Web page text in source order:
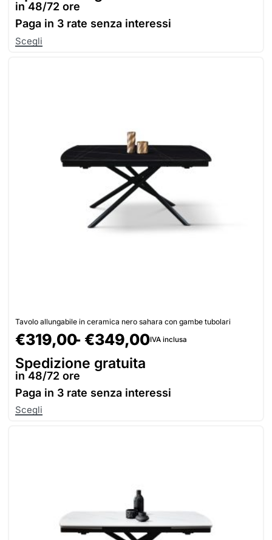
in 48/72 ore
Paga in 3 rate senza interessi
Scegli
Tavolo allungabile in ceramica nero sahara con gambe tubolari
€319,00 €349,00IVA inclusa
Spedizione gratuita
in 48/72 ore
Paga in 3 rate senza interessi
Scegli